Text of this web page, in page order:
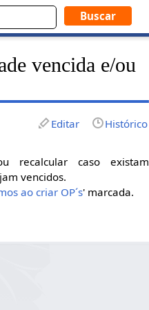
vencida e/ou
Editar Histórico
caso existam
vencidos.
ao criar OP´s' marcada.